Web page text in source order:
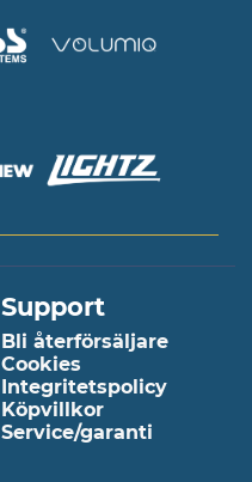
Support
Bli återförsäljare
Cookies
Integritetspolicy
Köpvillkor
Service/garanti